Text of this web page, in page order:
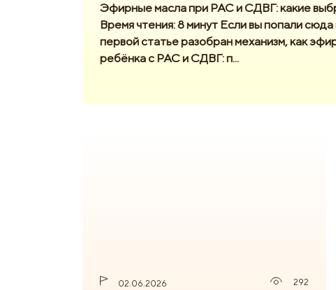
Эфирные масла при РАС и СДВГ: какие
Время чтения: 8 минут Если вы попали
первой статье разобран механизм, как
ребёнка с РАС и СДВГ: п...
02.06.2026 292